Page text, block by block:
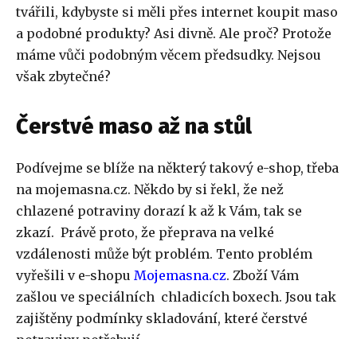
tvářili, kdybyste si měli přes internet koupit maso
a podobné produkty? Asi divně. Ale proč? Protože
máme vůči podobným věcem předsudky. Nejsou
však zbytečné?
Čerstvé maso až na stůl
Podívejme se blíže na některý takový e-shop, třeba
na mojemasna.cz. Někdo by si řekl, že než
chlazené potraviny dorazí k až k Vám, tak se
zkazí. Právě proto, že přeprava na velké
vzdálenosti může být problém. Tento problém
vyřešili v e-shopu Mojemasna.cz. Zboží Vám
zašlou ve speciálních chladicích boxech. Jsou tak
zajištěny podmínky skladování, které čerstvé